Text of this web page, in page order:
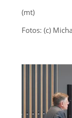
(mt)
Fotos: (c)